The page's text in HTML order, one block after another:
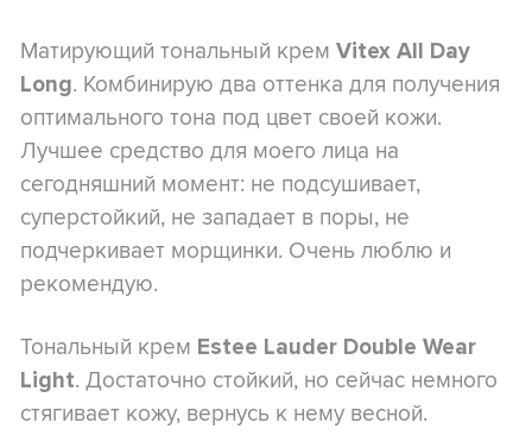
Матирующий тональный крем Vitex All Day
Long. Комбинирую два оттенка для получения
оптимального тона под цвет своей кожи.
Лучшее средство для моего лица на
сегодняшний момент: не подсушивает,
суперстойкий, не западает в поры, не
подчеркивает морщинки. Очень люблю и
рекомендую.
Тональный крем Estee Lauder Double Wear
Light. Достаточно стойкий, но сейчас немного
стягивает кожу, вернусь к нему весной.